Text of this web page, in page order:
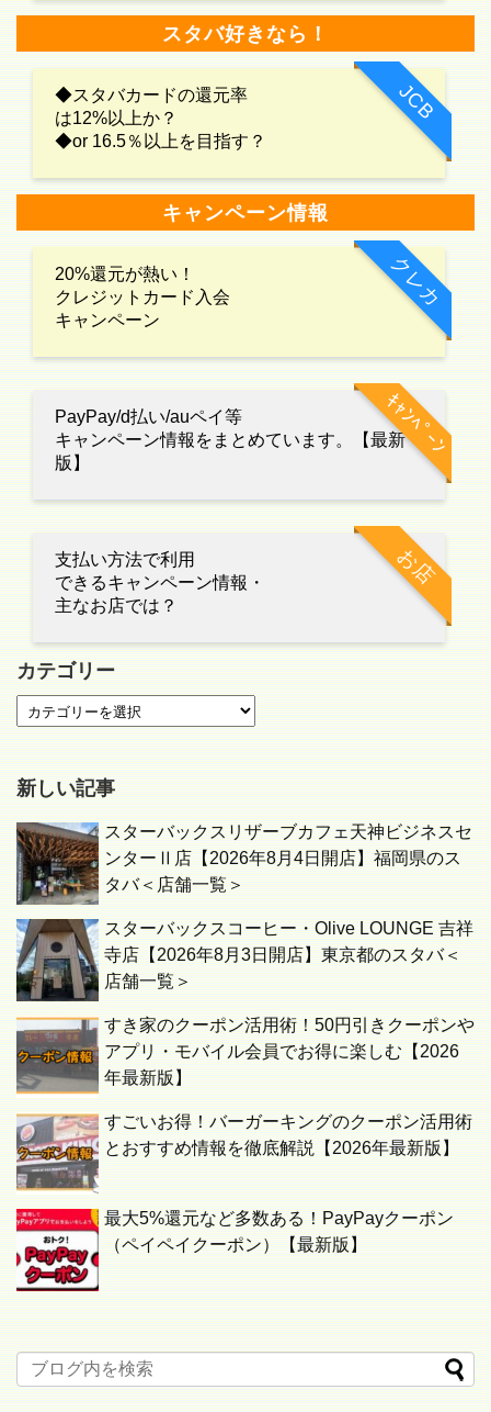
スタバ好きなら！
JCB
◆スタバカードの還元率
は12%以上か？
◆or 16.5％以上を目指す？
キャンペーン情報
クレカ
20%還元が熱い！
クレジットカード入会
キャンペーン
ｷｬﾝﾍﾟｰﾝ
PayPay/d払い/auペイ等
キャンペーン情報をまとめています。【最新
版】
お店
支払い方法で利用
できるキャンペーン情報・
主なお店では？
カテゴリー
新しい記事
スターバックスリザーブカフェ天神ビジネスセ
ンターⅡ店【2026年8月4日開店】福岡県のス
タバ＜店舗一覧＞
スターバックスコーヒー・Olive LOUNGE 吉祥
寺店【2026年8月3日開店】東京都のスタバ＜
店舗一覧＞
すき家のクーポン活用術！50円引きクーポンや
アプリ・モバイル会員でお得に楽しむ【2026
年最新版】
すごいお得！バーガーキングのクーポン活用術
とおすすめ情報を徹底解説【2026年最新版】
最大5%還元など多数ある！PayPayクーポン
（ペイペイクーポン）【最新版】